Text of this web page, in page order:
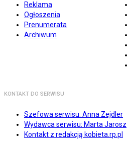
Reklama
Ogłoszenia
Prenumerata
Archiwum
KONTAKT DO SERWISU
Szefowa serwisu: Anna Zejdler
Wydawca serwisu: Marta Jarosz
Kontakt z redakcją kobieta.rp.pl